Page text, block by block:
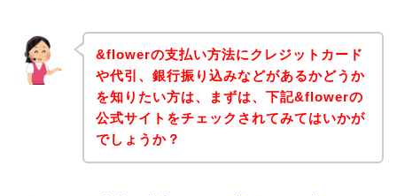
&flowerの支払い方法にクレジットカード
や代引、銀行振り込みなどがあるかどうか
を知りたい方は、まずは、下記&flowerの
公式サイトをチェックされてみてはいかが
でしょうか？